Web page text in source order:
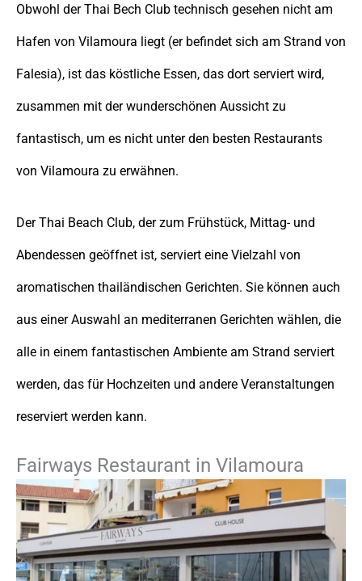
Obwohl der Thai Bech Club technisch gesehen nicht am
Hafen von Vilamoura liegt (er befindet sich am Strand von
Falesia), ist das köstliche Essen, das dort serviert wird,
zusammen mit der wunderschönen Aussicht zu
fantastisch, um es nicht unter den besten Restaurants
von Vilamoura zu erwähnen.
Der Thai Beach Club, der zum Frühstück, Mittag- und
Abendessen geöffnet ist, serviert eine Vielzahl von
aromatischen thailändischen Gerichten. Sie können auch
aus einer Auswahl an mediterranen Gerichten wählen, die
alle in einem fantastischen Ambiente am Strand serviert
werden, das für Hochzeiten und andere Veranstaltungen
reserviert werden kann.
Fairways Restaurant in Vilamoura